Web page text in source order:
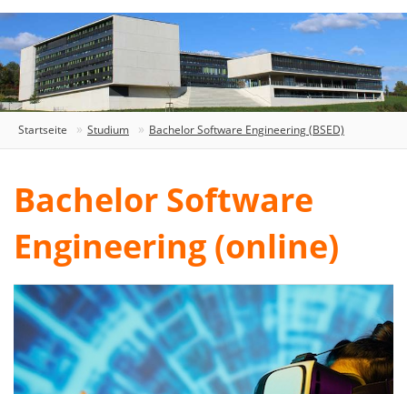
Startseite Studium Bachelor Software Engineering (BSED)
Bachelor Software
Engineering (online)